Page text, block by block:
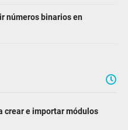
números binarios en
crear e importar módulos